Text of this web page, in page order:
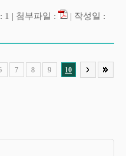
1 | 첨부파일 :
| 작성일 :
7 8 9 10